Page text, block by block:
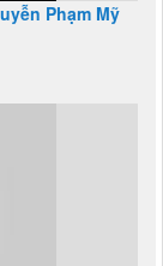
Phạm Mỹ